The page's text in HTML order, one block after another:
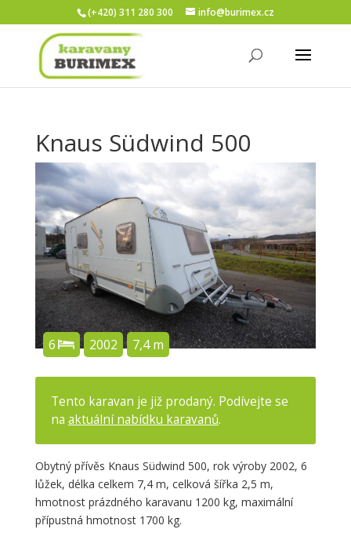
(+420) 311 280 300 info@burimex.cz
Knaus Südwind 500
6 2002 7,4 m
Tento karavan je již prodaný. Podívejte se
na aktuální nabídku karavanů.
Obytný přívěs Knaus Südwind 500, rok výroby 2002, 6
lůžek, délka celkem 7,4 m, celková šířka 2,5 m,
hmotnost prázdného karavanu 1200 kg, maximální
přípustná hmotnost 1700 kg.